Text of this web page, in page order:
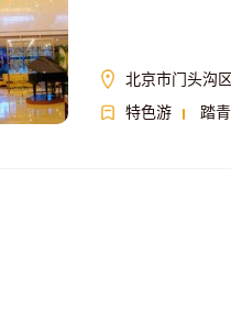
北京市门头沟
特色游
踏青